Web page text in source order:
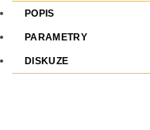
POPIS
PARAMETRY
DISKUZE